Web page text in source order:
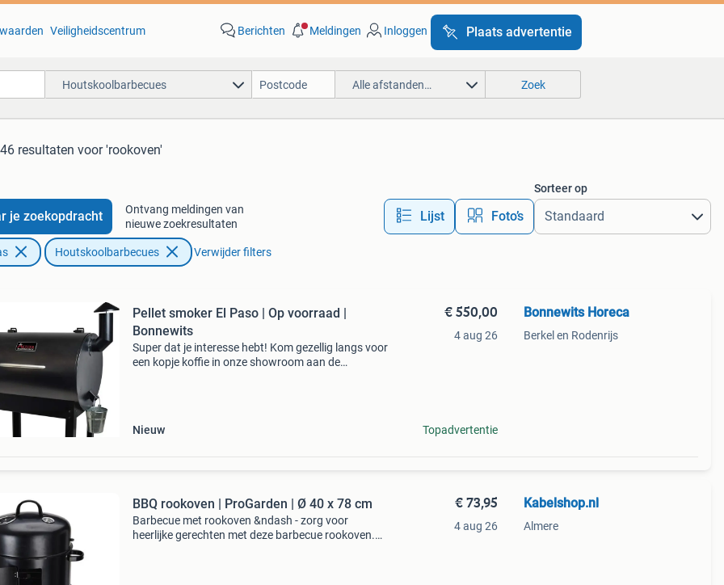
Veiligheidscentrum Berichten Meldingen Inloggen Plaats advertentie
Houtskoolbarbecues Alle afstanden… Zoek
resultaten voor 'rookoven'
je zoekopdracht
Ontvang meldingen van
nieuwe zoekresultaten
Lijst Foto’s
Sorteer op
Houtskoolbarbecues Verwijder filters
Pellet smoker El Paso | Op voorraad |
Bonnewits
Super dat je interesse hebt! Kom gezellig langs voor
een kopje koffie in onze showroom aan de
Nieuw
€ 550,00
4 aug 26
Topadvertentie
Bonnewits Horeca
Berkel en Rodenrijs
BBQ rookoven | ProGarden | Ø 40 x 78 cm
Barbecue met rookoven &ndash - zorg voor
heerlijke gerechten met deze barbecue rookoven.
€ 73,95
4 aug 26
Kabelshop.nl
Almere